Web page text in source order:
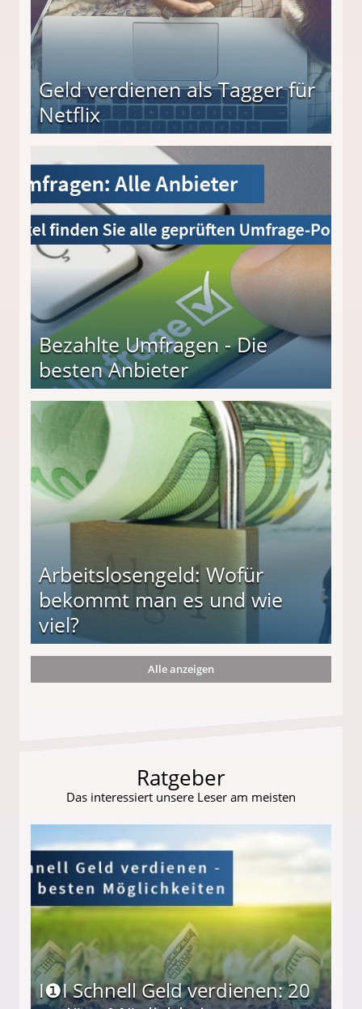
Geld verdienen als Tagger für
Netflix
Bezahlte Umfragen - Die
besten Anbieter
Arbeitslosengeld: Wofür
bekommt man es und wie
viel?
und wie viel?
Alle anzeigen
Ratgeber
Das interessiert unsere Leser am meisten
I❶I Schnell Geld verdienen: 20